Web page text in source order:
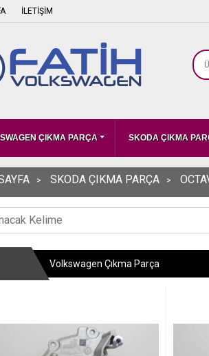
İLETİŞİM
ÇIKMA PARÇA SKODA ÇIKMA
SKODA ÇIKMA PARÇA
Volkswagen Çıkma Parça